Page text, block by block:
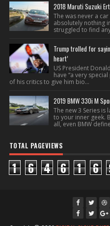
2018 Maruti Suzuki
The was never a
absolutely nothing
struggled to find
Trump trolled for
heart’
US President
have “a very
of his critics to give him bio...
2019 BMW 330i M
The new 3 Series
to your inner geek.
all, even BMW
TOTAL PAGEVIEWS
1 6 4 6 1 6
fac twi gpl